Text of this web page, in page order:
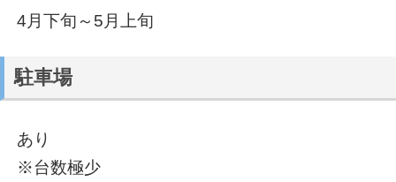
4月下旬～5月上旬
駐車場
あり
※台数極少